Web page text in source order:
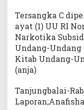
Tersangka C
ayat (1) UU RI
Narkotika
Undang-Undang
Kitab Undang-
(anja)
Tanjungbalai-